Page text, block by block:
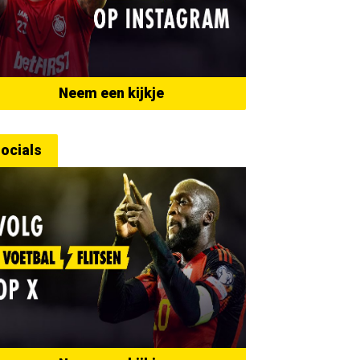
Neem een kijkje